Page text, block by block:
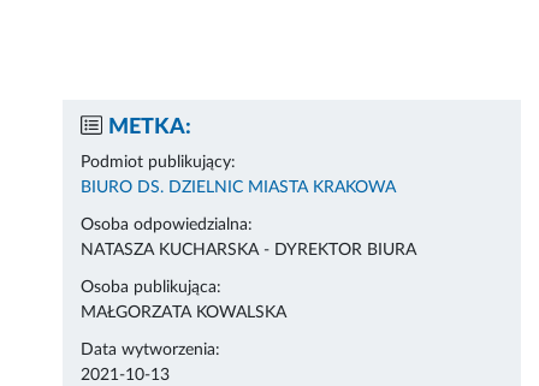
METKA:
Podmiot publikujący:
BIURO DS. DZIELNIC MIASTA KRAKOWA
Osoba odpowiedzialna:
NATASZA KUCHARSKA - DYREKTOR BIURA
Osoba publikująca:
MAŁGORZATA KOWALSKA
Data wytworzenia:
2021-10-13